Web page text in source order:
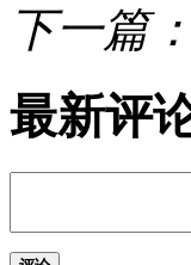
下一篇：
最新评